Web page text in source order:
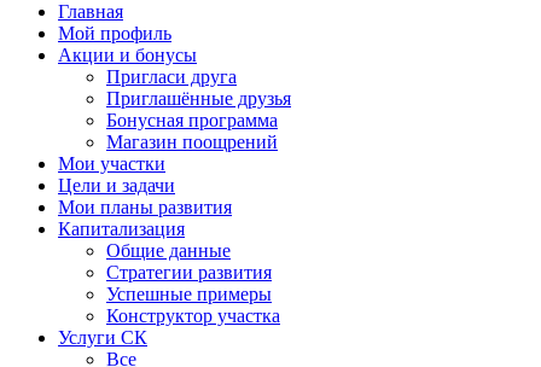
Главная
Мой профиль
Акции и бонусы
Пригласи друга
Приглашённые друзья
Бонусная программа
Магазин поощрений
Мои участки
Цели и задачи
Мои планы развития
Капитализация
Общие данные
Стратегии развития
Успешные примеры
Конструктор участка
Услуги СК
Все